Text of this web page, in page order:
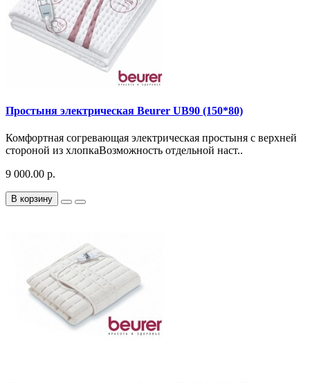
Простыня электрическая Beurer UB90 (150*80)
Комфортная согревающая электрическая простыня с верхней
стороной из хлопкаВозможность отдельной наст..
9 000.00 р.
В корзину